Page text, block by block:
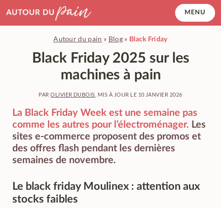
MENU
Autour du pain » Blog» Black Friday
Black Friday 2025 sur les
machines à pain
PAROLIVIER DUBOIS , MIS À JOUR LE 10 JANVIER 2026
La Black Friday Week est une semaine pas
comme les autres pour l’électroménager. Les
sites e-commerce proposent des promos et
des offres flash pendant les dernières
semaines de novembre.
Le black friday Moulinex : attention aux
stocks faibles